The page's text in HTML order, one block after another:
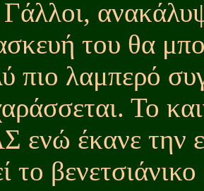
Γάλλοι,
του θα
πιο λαμπερό
Το
έκανε την
το